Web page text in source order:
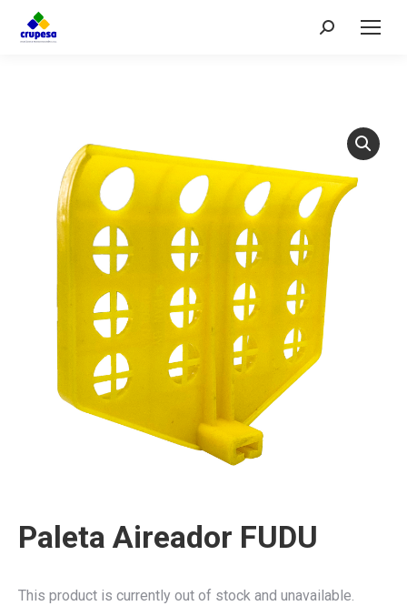
Search:
Paleta Aireador FUDU
This product is currently out of stock and unavailable.